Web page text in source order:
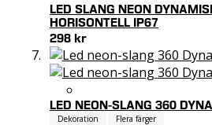
LED SLANG NEON
HORISONTELL IP67
298 kr
LED NEON-SLANG 360
Dekoration Flera färger